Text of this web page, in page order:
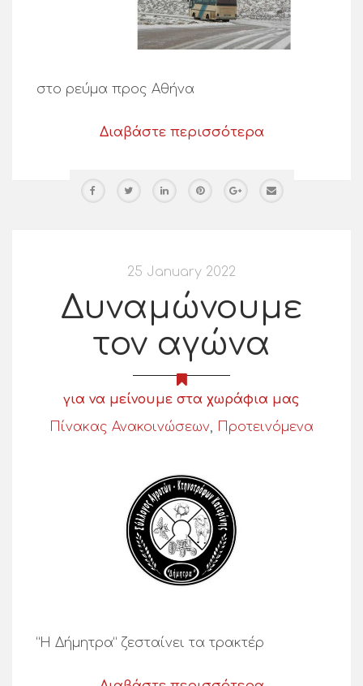
στο ρεύμα προς Αθήνα
Διαβάστε περισσότερα
25 January 2022
Δυναμώνουμε
τον αγώνα
για να μείνουμε στα χωράφια μας
Πίνακας Ανακοινώσεων, Προτεινόμενα
“Η Δήμητρα” ζεσταίνει τα τρακτέρ